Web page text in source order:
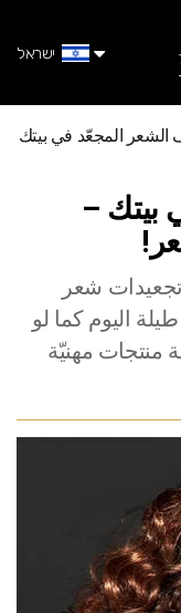
ישראל
المجعّد في بيتك
بيتك –
شعر
اليوم كما لو
مهنيّة